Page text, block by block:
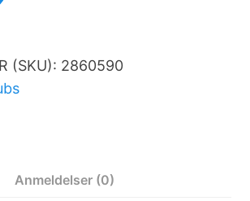
(SKU): 2860590
Anmeldelser (0)